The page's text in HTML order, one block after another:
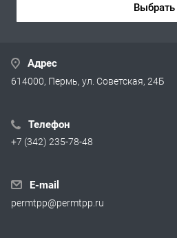
Выбрать
Адрес
614000, Пермь, ул. Советская, 24Б
Телефон
+7 (342) 235-78-48
E-mail
permtpp@permtpp.ru